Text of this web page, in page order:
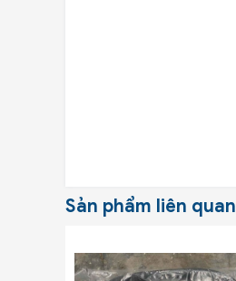
Sản phẩm liên quan